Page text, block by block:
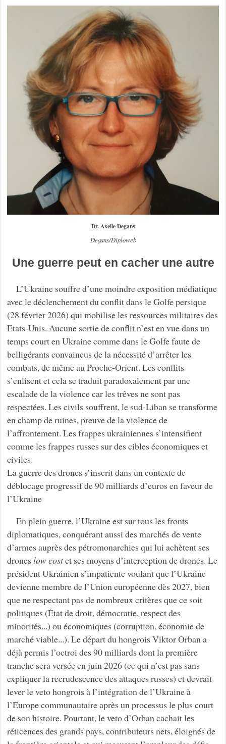
Dr. Axelle Degans
Degans/Diploweb
Une guerre peut en cacher une autre
L’Ukraine souffre d’une moindre exposition médiatique
avec le déclenchement du conflit dans le Golfe persique
(28 février 2026) qui mobilise les ressources militaires des
Etats-Unis. Aucune sortie de conflit n’est en vue dans un
temps court en Ukraine comme dans le Golfe faute de
belligérants convaincus de la nécessité d’arrêter les
combats, de même au Proche-Orient. Les conflits
s’enlisent et cela se traduit paradoxalement par une
escalade de la violence car les trêves ne sont pas
respectées. Les civils souffrent, le sud-Liban se transforme
en champ de ruines, preuve de la violence de
l’affrontement. Les frappes ukrainiennes s’intensifient
comme les frappes russes sur des cibles économiques et
civiles.
La guerre des drones s’inscrit dans un contexte de
déblocage progressif de 90 milliards d’euros en faveur de
l’Ukraine
En plein guerre, l’Ukraine est sur tous les fronts
diplomatiques, conquérant aussi des marchés de vente
d’armes auprès des pétromonarchies qui lui achètent ses
drones low costet ses moyens d’interception de drones. Le
président Ukrainien s’impatiente voulant que l’Ukraine
devienne membre de l’Union européenne dès 2027, bien
que ne respectant pas de nombreux critères que ce soit
politiques (État de droit, démocratie, respect des
minorités...) ou économiques (corruption, économie de
marché viable...). Le départ du hongrois Viktor Orban a
déjà permis l’octroi des 90 milliards dont la première
tranche sera versée en juin 2026 (ce qui n’est pas sans
expliquer la recrudescence des attaques russes) et devrait
lever le veto hongrois à l’intégration de l’Ukraine à
l’Europe communautaire après un processus le plus court
de son histoire. Pourtant, le veto d’Orban cachait les
réticences des grands pays, contributeurs nets, éloignés de